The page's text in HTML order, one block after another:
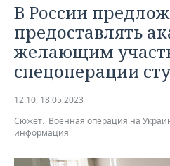
УДМУРТИЯ
НОВОСТИ АНАЛИТИКИ
ДЕКЛАРАЦИИ О ДОХОДАХ
КОРОЛИ ГОСЗАКАЗА ПФО
ВУЗЫ ТАТАРСТАНА
КОМУ ПРИНАДЛЕЖАТ
ЭКОНОМИКА
НОВОСТИ ЭКОНОМИКИ
ФИНАНСЫ
БАНКИ
БЮДЖЕТ
ПРОМЫШЛЕННОСТЬ
НОВОСТИ
АГРОПРОМ
НЕДВИЖИМОСТЬ
НОВОСТИ НЕДВИЖИМОСТИ
АВТО
НОВОСТИ АВТО
В России
предоставлять
желающим
спецоперации
12:10, 18.05.2023
Сюжет: Военная операция на
информация